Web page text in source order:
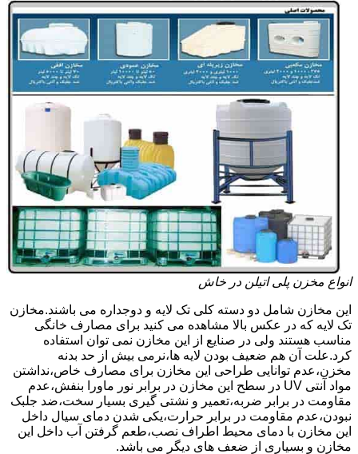
انواع مخزن پلی اتیلن در خاش
این مخازن شامل دو دسته کلی تک لایه و دوجداره می باشند.مخازن
تک لایه که در عکس بالا مشاهده می کنید برای مصارف خانگی
مناسب هستند ولی در صنایع از این مخازن نمی توان استفاده
کرد.علت آن هم ضعیف بودن لایه ها،نرمی بیش از حد بدنه
مخزن،عدم توانایی طراحی این مخازن برای مصارف خاص،نداشتن
مواد آنتی UV در سطح این مخازن در برابر نور ماورا بنفش،عدم
مقاومت در برابر ضربه،تعمیر و نشتی گیری بسیار سخت،ضد جلبک
نبودن،عدم مقاومت در برابر حرارت،یکی شدن دمای سیال داخل
این مخازن با دمای محیط اطراف نصب،طعم گرفتن آب داخل این
مخازن و بسیاری از ضعف های دیگر می باشد.